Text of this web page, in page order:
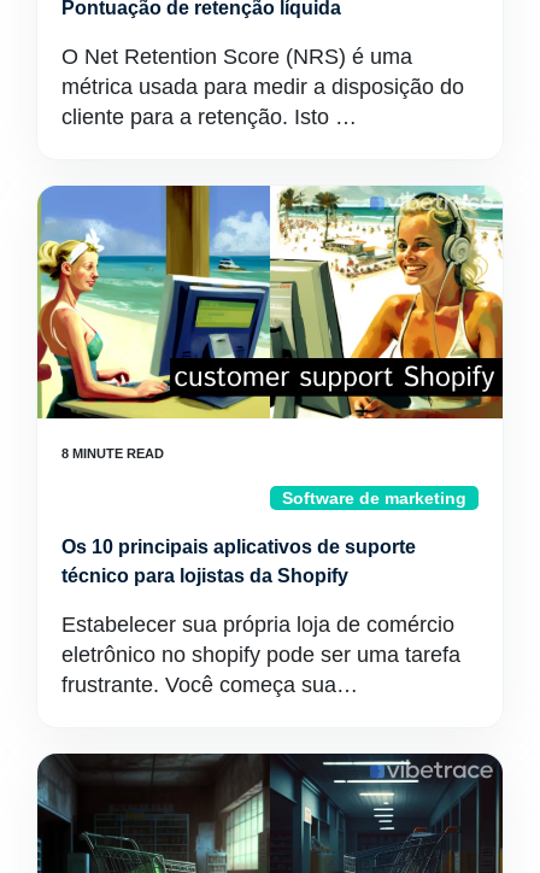
Pontuação de retenção líquida
O Net Retention Score (NRS) é uma
métrica usada para medir a disposição do
cliente para a retenção. Isto …
Software de marketing
Os 10 principais aplicativos de suporte
técnico para lojistas da Shopify
Estabelecer sua própria loja de comércio
eletrônico no shopify pode ser uma tarefa
frustrante. Você começa sua…